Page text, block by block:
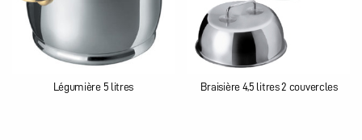
Légumière 5 litres Braisière 4,5 litres 2 couvercles